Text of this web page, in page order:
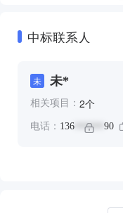
中标联系人
未 未*
相关项目： 2个
电话： 136 ****** 90